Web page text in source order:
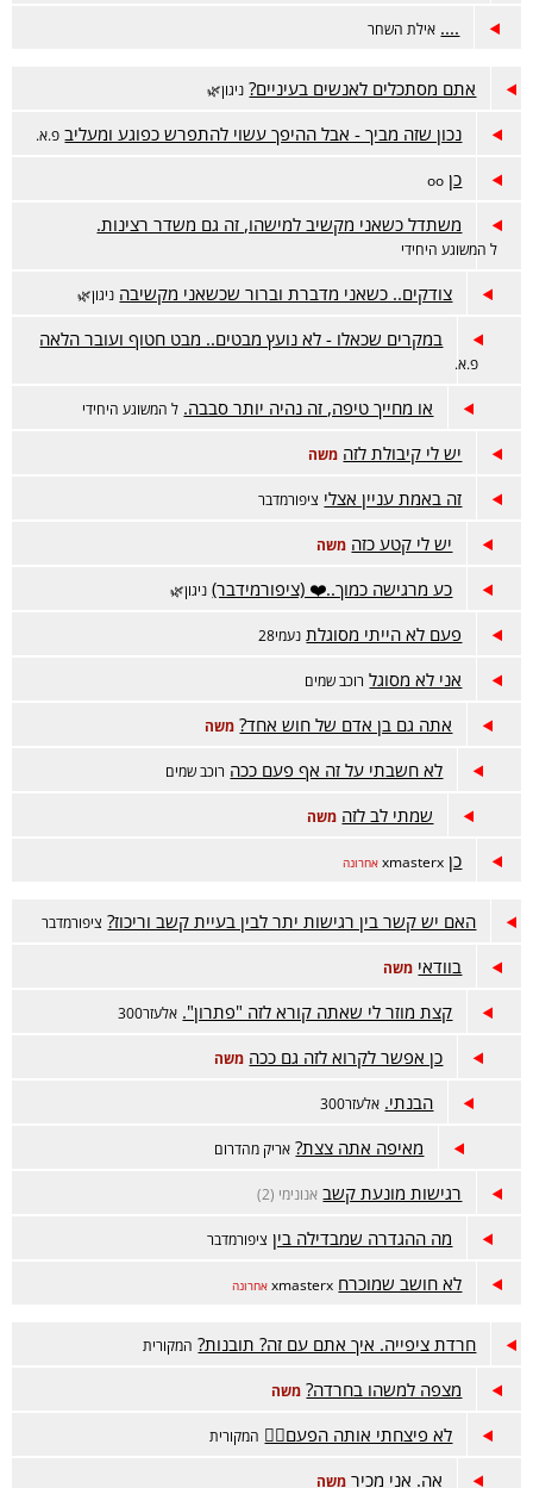
.... אילת השחר
אתם מסתכלים לאנשים בעיניים? ניגון🌿
נכון שזה מביך - אבל ההיפך עשוי להתפרש כפוגע ומעליב פ.א.
כן oo
משתדל כשאני מקשיב למישהו, זה גם משדר רצינות.
ל המשוגע היחידי
צודקים.. כשאני מדברת וברור שכשאני מקשיבה ניגון🌿
במקרים שכאלו - לא נועץ מבטים.. מבט חטוף ועובר הלאה
פ.א.
או מחייך טיפה, זה נהיה יותר סבבה. ל המשוגע היחידי
יש לי קיבולת לזה משה
זה באמת עניין אצלי ציפורמדבר
יש לי קטע כזה משה
כע מרגישה כמוך..❤️ (ציפורמידבר) ניגון🌿
פעם לא הייתי מסוגלת נעמי28
אני לא מסוגל רוכב שמים
אתה גם בן אדם של חוש אחד? משה
לא חשבתי על זה אף פעם ככה רוכב שמים
שמתי לב לזה משה
כן xmasterx אחרונה
האם יש קשר בין רגישות יתר לבין בעיית קשב וריכוז? ציפורמדבר
בוודאי משה
קצת מוזר לי שאתה קורא לזה "פתרון". אלעזר300
כן אפשר לקרוא לזה גם ככה משה
הבנתי. אלעזר300
מאיפה אתה צצת? אריק מהדרום
רגישות מונעת קשב אנונימי (2)
מה ההגדרה שמבדילה בין ציפורמדבר
לא חושב שמוכרח xmasterx אחרונה
חרדת ציפייה. איך אתם עם זה? תובנות? המקורית
מצפה למשהו בחרדה? משה
לא פיצחתי אותה הפעם😵‍💫 המקורית
אה. אני מכיר משה